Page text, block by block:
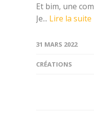
Et bim, une
Je... Lire la
31 MARS 2022
CRÉATIONS